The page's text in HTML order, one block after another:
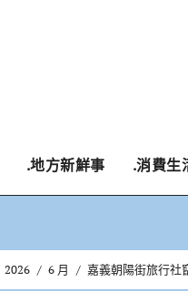
.地方新鮮事 .消費生
2026 6 月 嘉義朝陽街旅行社